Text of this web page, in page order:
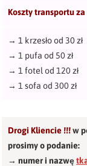
Koszty transportu
→1 krzesło od 30 zł
→1 pufa od 50 zł
→ 1 fotel od 120 zł
→1 sofa od 300 zł
Drogi Kliencie !!!w
prosimy o podanie:
→ numer i nazwę